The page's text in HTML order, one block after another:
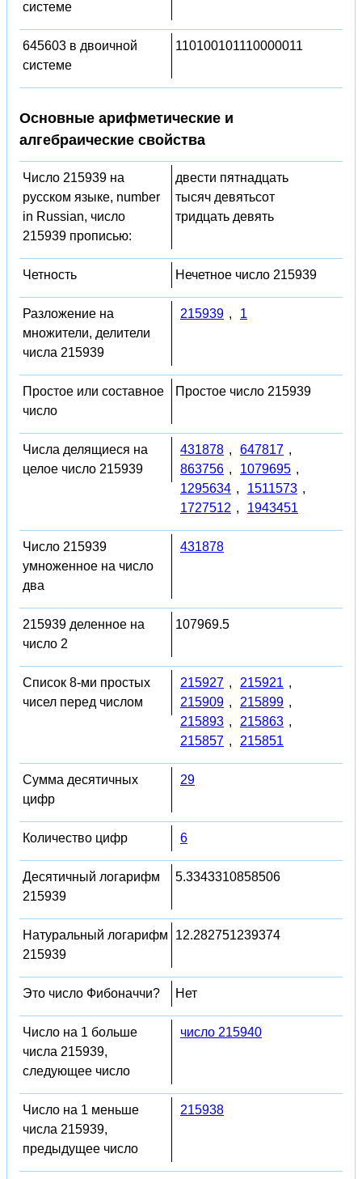
системе
645603 в двоичной
системе
110100101110000011
Основные арифметические и
алгебраические свойства
Число 215939 на
русском языке, number
in Russian, число
215939 прописью:
двести пятнадцать
тысяч девятьсот
тридцать девять
Четность Нечетное число 215939
Разложение на
множители, делители
числа 215939
215939 , 1
Простое или составное
число
Простое число 215939
Числа делящиеся на
целое число 215939
431878 , 647817 ,
863756 , 1079695 ,
1295634 , 1511573 ,
1727512 , 1943451
Число 215939
умноженное на число
два
431878
215939 деленное на
число 2
107969.5
Список 8-ми простых
чисел перед числом
215927 , 215921 ,
215909 , 215899 ,
215893 , 215863 ,
215857 , 215851
Сумма десятичных
цифр
29
Количество цифр 6
Десятичный логарифм
215939
5.3343310858506
Натуральный логарифм
215939
12.282751239374
Это число Фибоначчи? Нет
Число на 1 больше
числа 215939,
следующее число
число 215940
Число на 1 меньше
числа 215939,
предыдущее число
215938